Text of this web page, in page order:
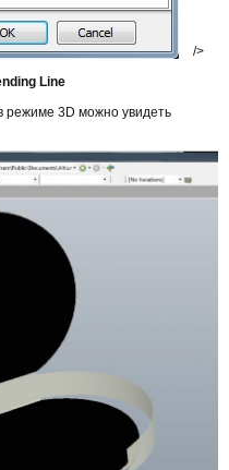
/>
Line
режиме 3D можно увидеть